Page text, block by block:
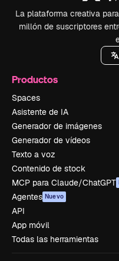
La plataforma creativa
millón de suscriptores
Productos
Spaces
Asistente de IA
Generador de imágenes
Generador de vídeos
Texto a voz
Contenido de stock
MCP para Claude/ChatGPT
Agentes Nuevo
API
App móvil
Todas las herramientas